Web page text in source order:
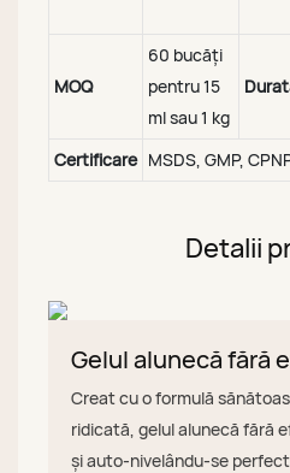
MOQ
60 bucăți
pentru 15
ml sau 1 kg
Certificare MSDS, GMP,
Detalii
Gelul alunecă fără
Creat cu o formulă
ridicată, gelul alunecă fără
și auto-nivelându-se